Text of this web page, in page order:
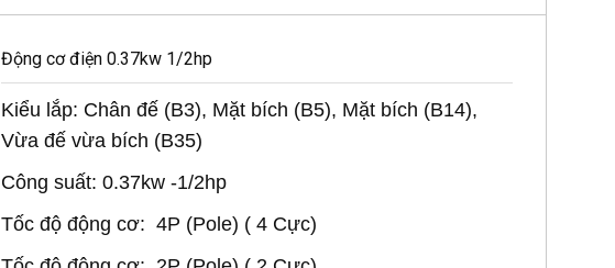
Động cơ điện 0.37kw 1/2hp
Kiểu lắp: Chân đế (B3), Mặt bích (B5), Mặt bích (B14),
Vừa đế vừa bích (B35)
Công suất: 0.37kw -1/2hp
Tốc độ động cơ: 4P (Pole) ( 4 Cực)